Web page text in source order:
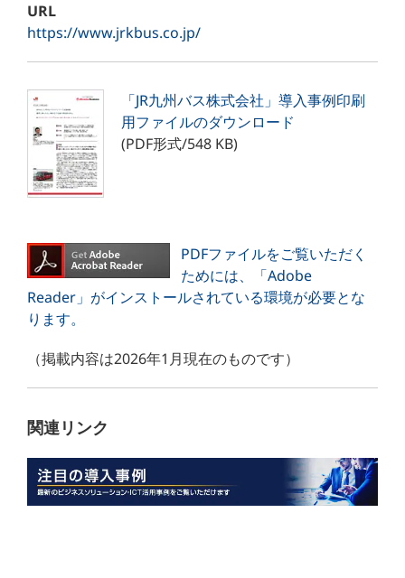
URL
https://www.jrkbus.co.jp/
「JR九州バス株式会社」導入事例印刷
用ファイルのダウンロード
(PDF形式/548 KB)
PDFファイルをご覧いただく
ためには、「Adobe
Reader」がインストールされている環境が必要とな
ります。
（掲載内容は2026年1月現在のものです）
関連リンク